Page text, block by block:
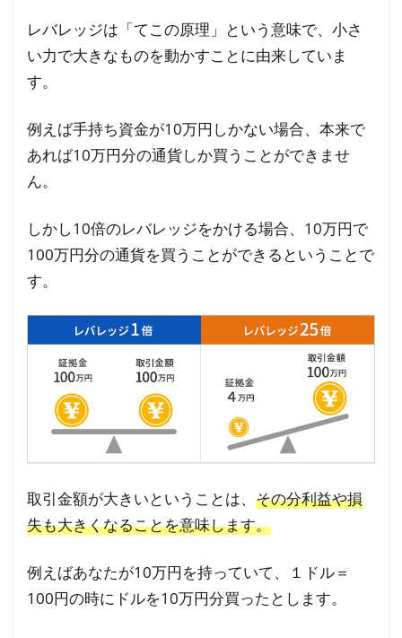
益を
得ら
FXの
魅力
やタ
ブレ
取引
可能
2
FX
初心
勝つ
には
何を
き
か？
レバレッジは「てこの原理」という意味で、小さ
い力で大きなものを動かすことに由来していま
す。
例えば手持ち資金が10万円しかない場合、本来で
あれば10万円分の通貨しか買うことができませ
ん。
しかし10倍のレバレッジをかける場合、10万円で
100万円分の通貨を買うことができるということで
す。
取引金額が大きいということは、 その分利益や損
失も大きくなることを意味します。
例えばあなたが10万円を持っていて、１ドル＝
100円の時にドルを10万円分買ったとします。